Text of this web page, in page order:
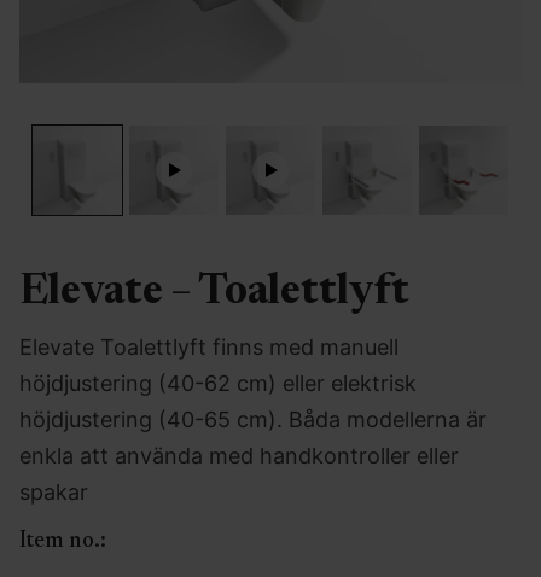
Elevate – Toalettlyft
Elevate Toalettlyft finns med manuell
höjdjustering (40-62 cm) eller elektrisk
höjdjustering (40-65 cm). Båda modellerna är
enkla att använda med handkontroller eller
spakar
Item no.: